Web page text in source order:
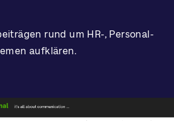
rund um HR-, Personal-
aufklären.